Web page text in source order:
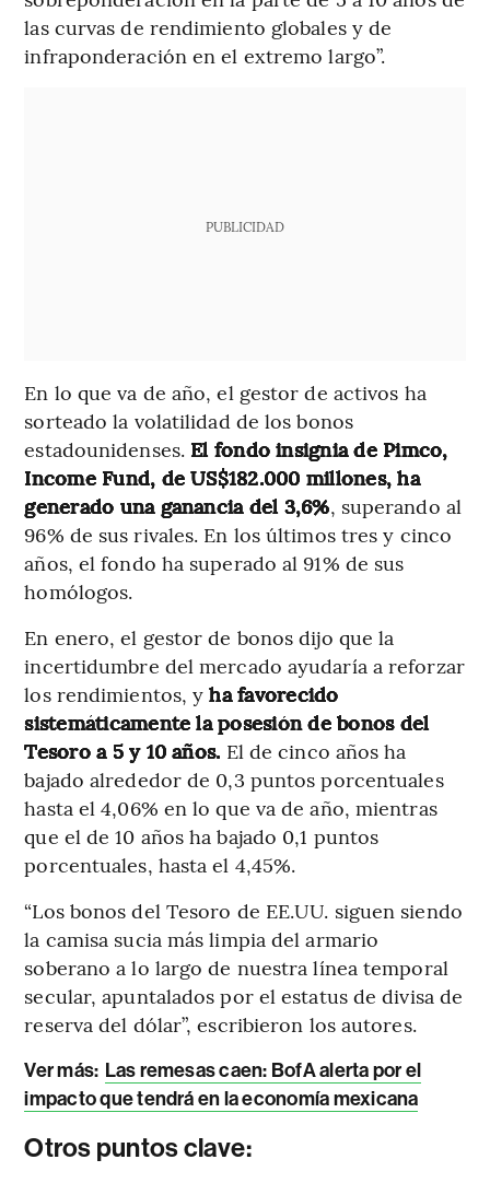
las curvas de rendimiento globales y de
infraponderación en el extremo largo”.
PUBLICIDAD
En lo que va de año, el gestor de activos ha
sorteado la volatilidad de los bonos
estadounidenses. El fondo insignia de Pimco,
Income Fund, de US$182.000 millones, ha
generado una ganancia del 3,6%, superando al
96% de sus rivales. En los últimos tres y cinco
años, el fondo ha superado al 91% de sus
homólogos.
En enero, el gestor de bonos dijo que la
incertidumbre del mercado ayudaría a reforzar
los rendimientos, yha favorecido
sistemáticamente la posesión de bonos del
Tesoro a 5 y 10 años. El de cinco años ha
bajado alrededor de 0,3 puntos porcentuales
hasta el 4,06% en lo que va de año, mientras
que el de 10 años ha bajado 0,1 puntos
porcentuales, hasta el 4,45%.
“Los bonos del Tesoro de EE.UU. siguen siendo
la camisa sucia más limpia del armario
soberano a lo largo de nuestra línea temporal
secular, apuntalados por el estatus de divisa de
reserva del dólar”, escribieron los autores.
Ver más: Las remesas caen: BofA alerta por el
impacto que tendrá en la economía mexicana
Otros puntos clave: